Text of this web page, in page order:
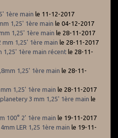
1ère main le 11-12-2017
1,25' 1ère main le 04-12-2017
1,25' 1ère main le 28-11-2017
mm 1,25' 1ère main le 28-11-2017
1,25' 1ère main récent le 28-11-
1,25' 1ère main le 28-11-
1,25' 1ère main le 28-11-2017
3 mm 1,25' 1ère main le
100° 2' 1ère main le 19-11-2017
LER 1,25 1ère main le 19-11-